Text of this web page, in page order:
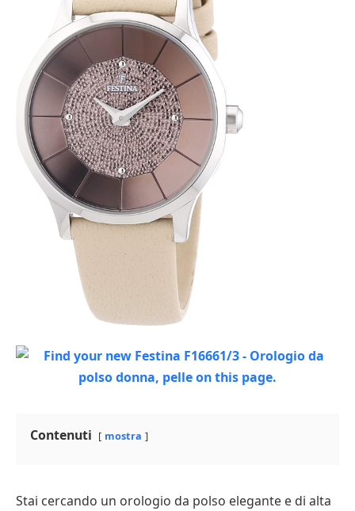
Contenuti mostra
Stai cercando un orologio da polso elegante e di alta